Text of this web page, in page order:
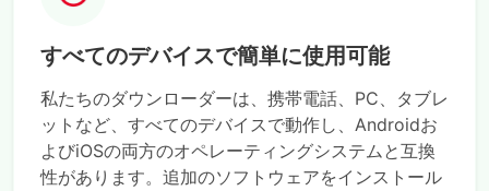
すべてのデバイスで簡単に使用可能
私たちのダウンローダーは、携帯電話、PC、タブレ
ットなど、すべてのデバイスで動作し、Androidお
よびiOSの両方のオペレーティングシステムと互換
性があります。追加のソフトウェアをインストール